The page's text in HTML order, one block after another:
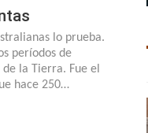
lo prueba.
períodos de
la Tierra. Fue el
hace 250…